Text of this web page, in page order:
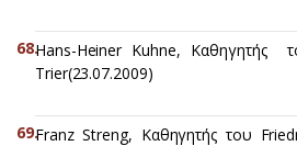
Hans-Heiner Kuhne, Καθηγητής
Trier(23.07.2009)
Franz Streng, Καθηγητής του